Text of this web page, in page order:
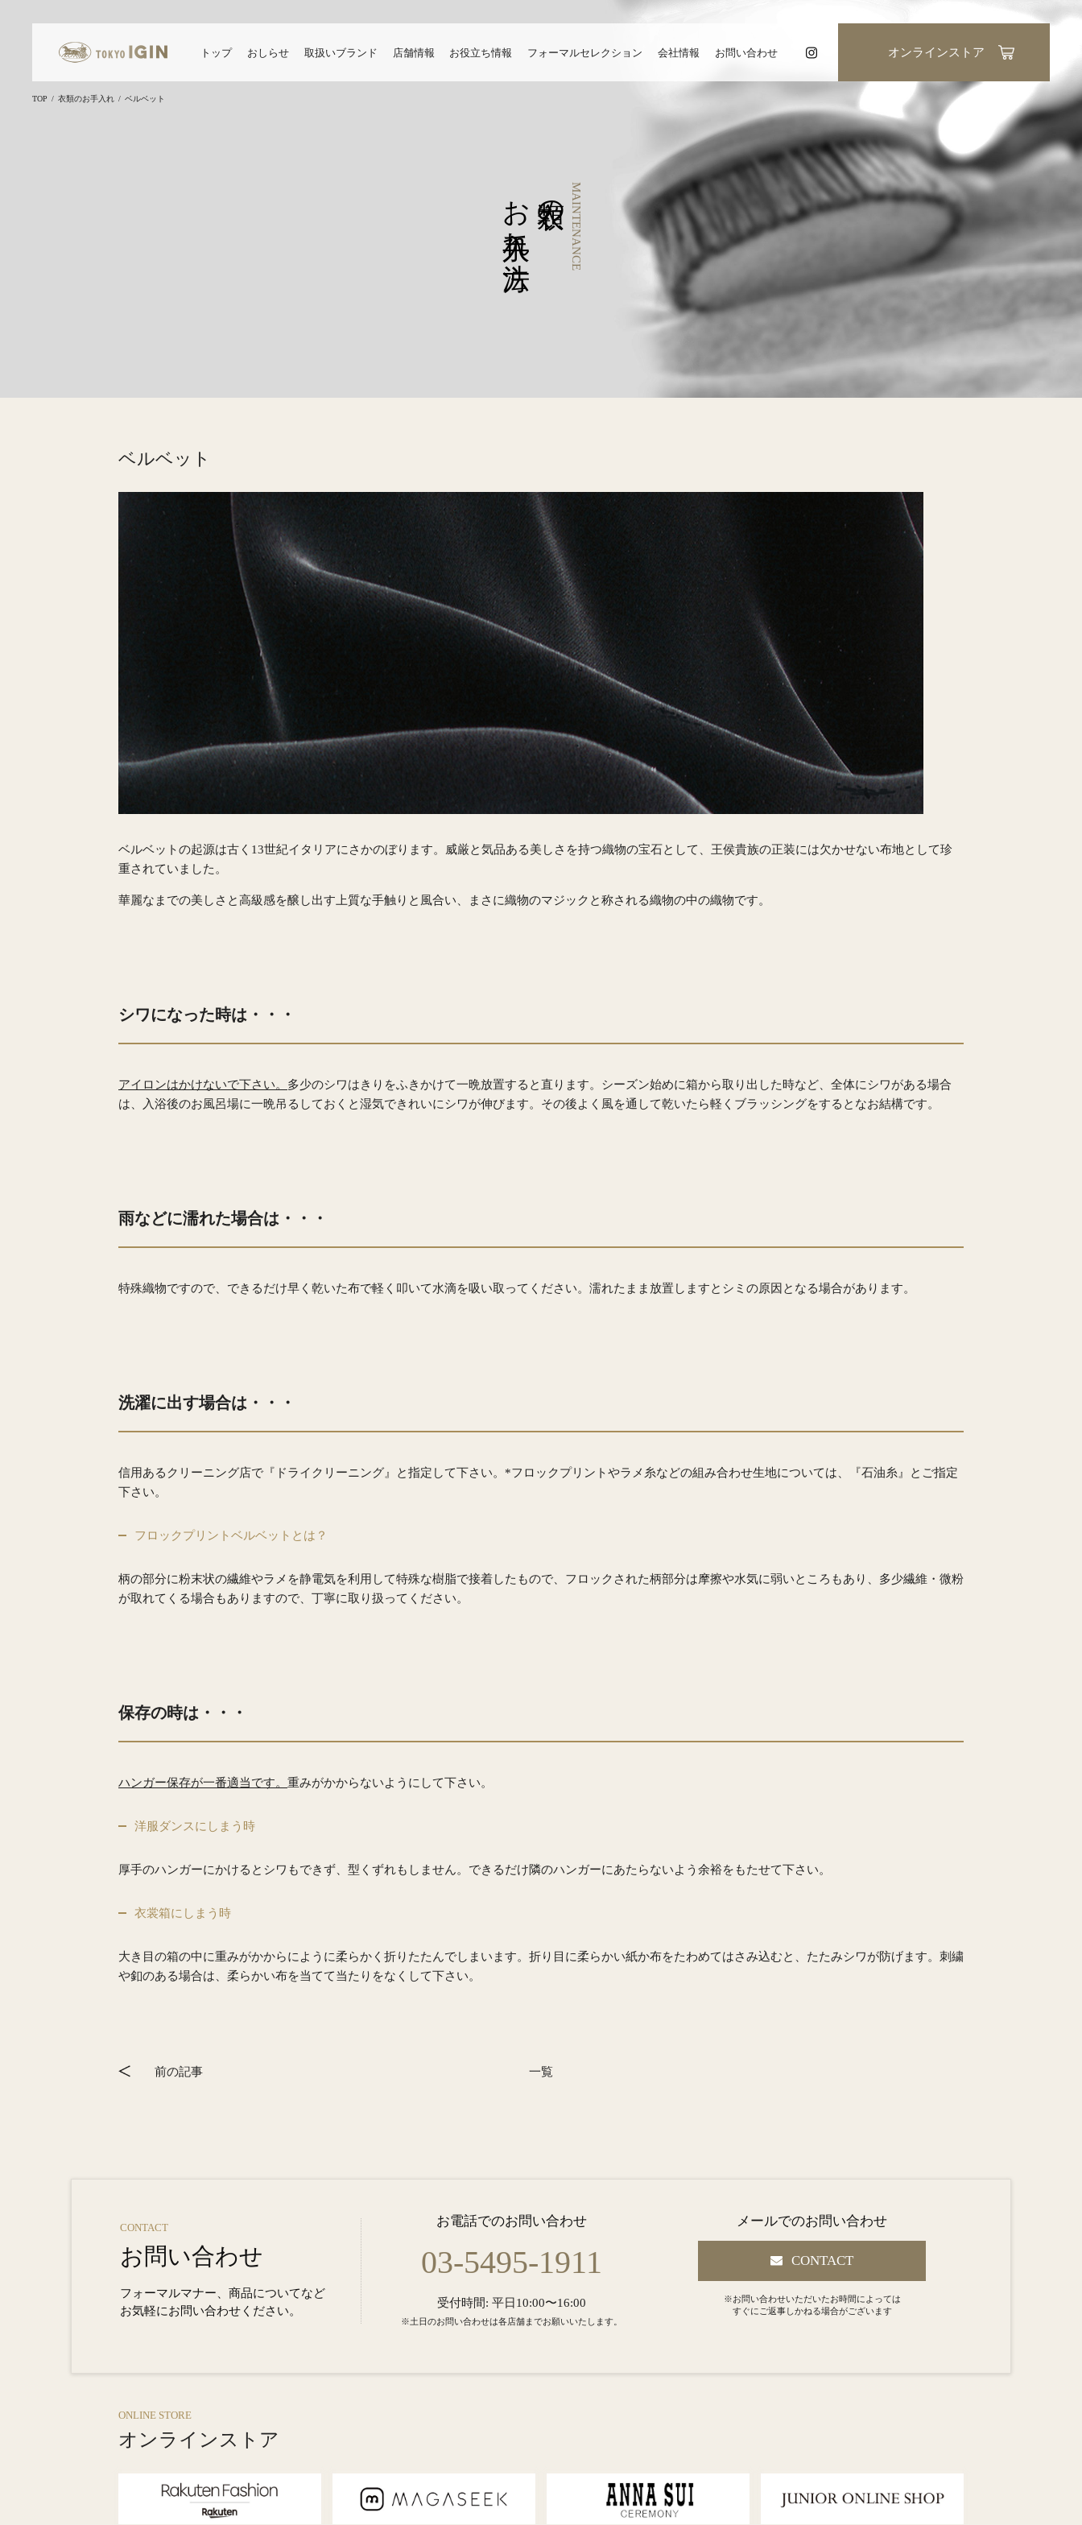
トップ おしらせ 取扱いブランド 店舗情報 お役立ち情報 フォーマルセレクション 会社情報 お問い合わせ
MAINTENANCE
衣類の
お手入れ方法
TOP 衣類のお手入れ ベルベット
ベルベット
ベルベットの起源は古く13世紀イタリアにさかのぼります。威厳と気品ある美しさを持つ織物の宝石として、王侯貴族の正装には欠かせない布地として珍
重されていました。
華麗なまでの美しさと高級感を醸し出す上質な手触りと風合い、まさに織物のマジックと称される織物の中の織物です。
シワになった時は・・・
アイロンはかけないで下さい。 多少のシワはきりをふきかけて一晩放置すると直ります。シーズン始めに箱から取り出した時など、全体にシワがある場合
は、入浴後のお風呂場に一晩吊るしておくと湿気できれいにシワが伸びます。その後よく風を通して乾いたら軽くブラッシングをするとなお結構です。
雨などに濡れた場合は・・・
特殊織物ですので、できるだけ早く乾いた布で軽く叩いて水滴を吸い取ってください。濡れたまま放置しますとシミの原因となる場合があります。
洗濯に出す場合は・・・
信用あるクリーニング店で『ドライクリーニング』と指定して下さい。*フロックプリントやラメ糸などの組み合わせ生地については、『石油糸』とご指定
下さい。
フロックプリントベルベットとは？
柄の部分に粉末状の繊維やラメを静電気を利用して特殊な樹脂で接着したもので、フロックされた柄部分は摩擦や水気に弱いところもあり、多少繊維・微粉
が取れてくる場合もありますので、丁寧に取り扱ってください。
保存の時は・・・
ハンガー保存が一番適当です。 重みがかからないようにして下さい。
洋服ダンスにしまう時
厚手のハンガーにかけるとシワもできず、型くずれもしません。できるだけ隣のハンガーにあたらないよう余裕をもたせて下さい。
衣裳箱にしまう時
大き目の箱の中に重みがかからにように柔らかく折りたたんでしまいます。折り目に柔らかい紙か布をたわめてはさみ込むと、たたみシワが防げます。刺繍
や釦のある場合は、柔らかい布を当てて当たりをなくして下さい。
前の記事 一覧
CONTACT
お問い合わせ
フォーマルマナー、商品についてなど
お気軽にお問い合わせください。
お電話でのお問い合わせ
03-5495-1911
受付時間: 平日10:00〜16:00
※土日のお問い合わせは各店舗までお願いいたします。
メールでのお問い合わせ
CONTACT
※お問い合わせいただいたお時間によっては
すぐにご返事しかねる場合がございます
オンラインストア
ONLINE STORE